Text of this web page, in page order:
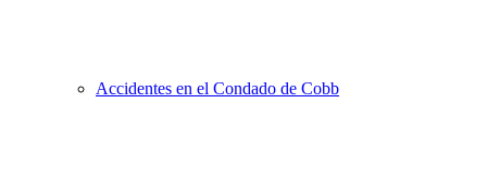
Accidentes en el Condado de Cobb